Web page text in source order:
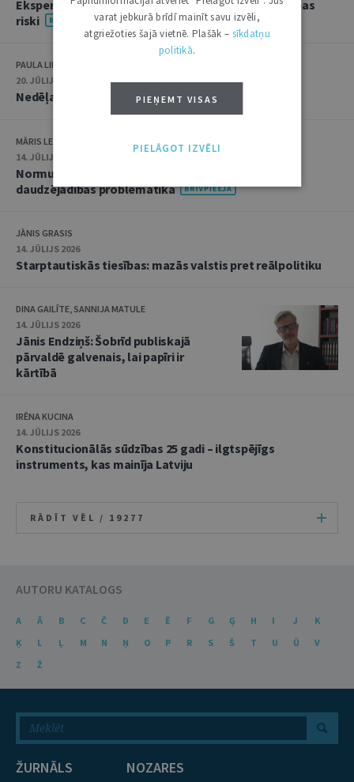
Ekspertu saruna jūlijā: krimināltiesības un būvniecības
riski
PAULA LIPE
20. JŪLIJS 2026 • 16:05
Nedēļas notikumu apskats: 13.–17. jūlijs
MĀRIS LEJA
14. JŪLIJS 2026
Normu konkurences un noziedzīgu nodarījumu
daudzējādības problemātika
JĀNIS GRASIS
14. JŪLIJS 2026
Starptautiskās tiesības: mazās valstis pret reālpolitiku
DINA GAILĪTE, SANNIJA MATULE
14. JŪLIJS 2026
Jānis Endziņš: Šobrīd publiskajā
pārvaldē galvenais, lai papīri ir
kārtībā
IRĒNA KUCINA
14. JŪLIJS 2026
Konstitucionālās sūdzības 25 gadi – ilgtspējīgs
instruments, kas mainīja Latviju
RĀDĪT VĒL / 19277
AUTORU KATALOGS
A Ā B C Č D E Ē F G Ģ H I J
K
Ķ
L Ļ M N Ņ O P R S Š T U Ū
V
Z
Ž
ŽURNĀLS NOZARES
varat jebkurā brīdī mainīt savu izvēli,
atgriežoties šajā vietnē. Plašāk – sīkdatņu
politikā.
PIEŅEMT VISAS
PIELĀGOT IZVĒLI